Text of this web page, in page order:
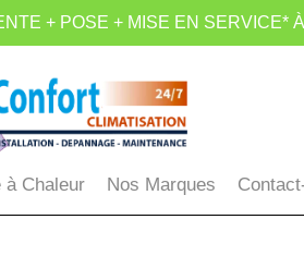
+ POSE + MISE EN SERVICE*
à Chaleur Nos Marques